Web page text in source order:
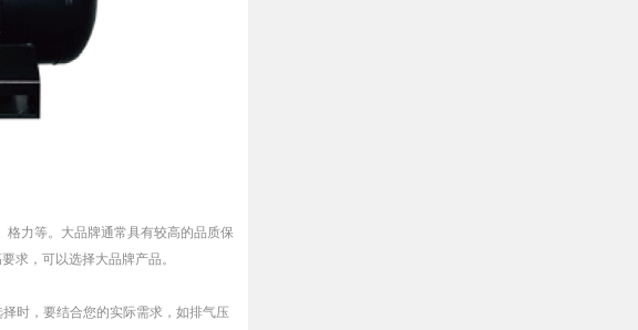
格力等。大品牌通常具有较高的品质保
求，可以选择大品牌产品。
时，要结合您的实际需求，如排气压